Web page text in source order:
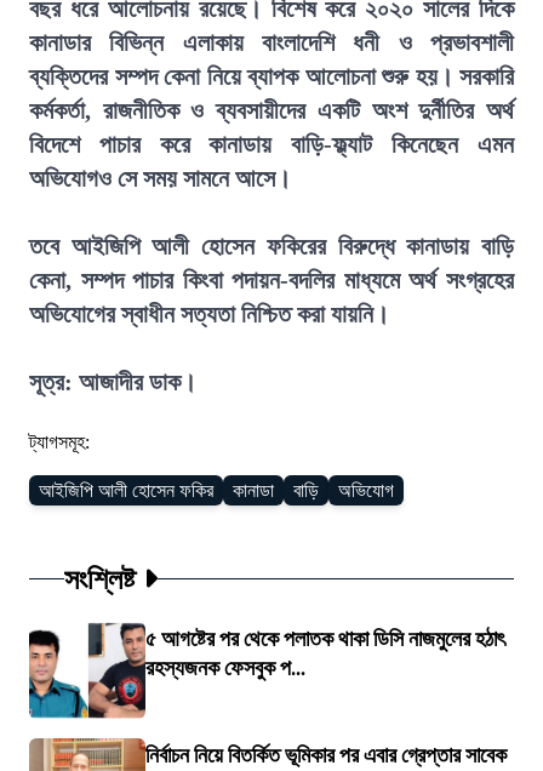
বছর ধরে আলোচনায় রয়েছে। বিশেষ করে ২০২০ সালের দিকে
কানাডার বিভিন্ন এলাকায় বাংলাদেশি ধনী ও প্রভাবশালী
ব্যক্তিদের সম্পদ কেনা নিয়ে ব্যাপক আলোচনা শুরু হয়। সরকারি
কর্মকর্তা, রাজনীতিক ও ব্যবসায়ীদের একটি অংশ দুর্নীতির অর্থ
বিদেশে পাচার করে কানাডায় বাড়ি-ফ্ল্যাট কিনেছেন এমন
অভিযোগও সে সময় সামনে আসে।
তবে আইজিপি আলী হোসেন ফকিরের বিরুদ্ধে কানাডায় বাড়ি
কেনা, সম্পদ পাচার কিংবা পদায়ন-বদলির মাধ্যমে অর্থ সংগ্রহের
অভিযোগের স্বাধীন সত্যতা নিশ্চিত করা যায়নি।
সূত্র: আজাদীর ডাক।
ট্যাগসমূহ:
আইজিপি আলী হোসেন ফকির কানাডা বাড়ি অভিযোগ
সংশ্লিষ্ট
৫ আগষ্টের পর থেকে পলাতক থাকা ডিসি নাজমুলের হঠাৎ
রহস্যজনক ফেসবুক প...
নির্বাচন নিয়ে বিতর্কিত ভূমিকার পর এবার গ্রেপ্তার সাবেক